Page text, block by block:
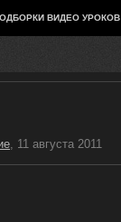
ВИДЕО УРОКОВ
, 11 августа 2011